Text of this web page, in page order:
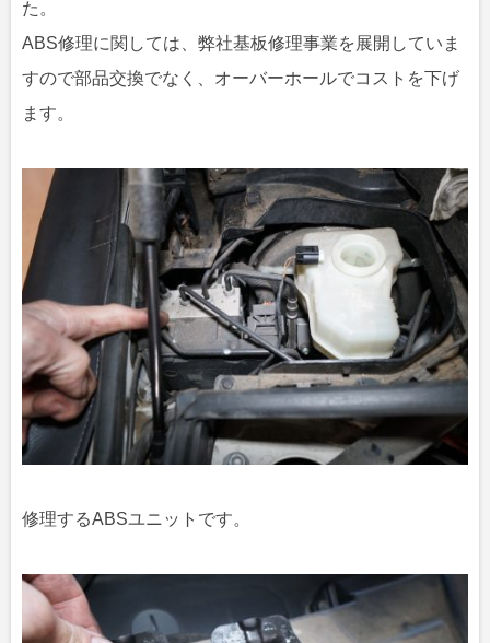
た。
ABS修理に関しては、弊社基板修理事業を展開していま
すので部品交換でなく、オーバーホールでコストを下げ
ます。
修理するABSユニットです。